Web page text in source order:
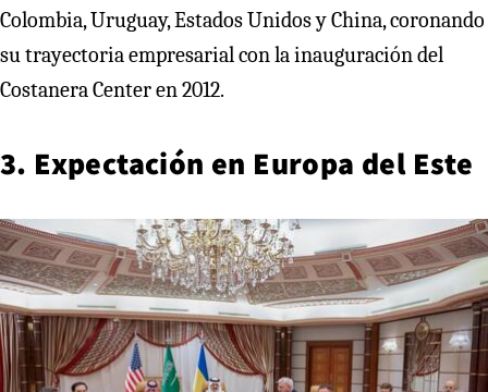
Colombia, Uruguay, Estados Unidos y China, coronando
su trayectoria empresarial con la inauguración del
Costanera Center en 2012.
3. Expectación en Europa del Este